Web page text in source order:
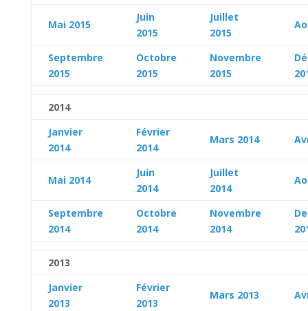
Mai 2015
Juin
2015
Juillet
2015
Septembre
2015
Octobre
2015
Novembre
2015
2014
Janvier
2014
Février
2014
Mars 2014
Mai2014
Juin
2014
Juillet
2014
Septembre
2014
Octobre
2014
Novembre
2014
2013
Janvier
2013
Février
2013
Mars 2013